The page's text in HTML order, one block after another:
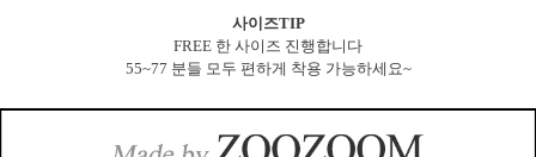
사이즈TIP
FREE 한 사이즈 진행합니다
55~77 분들 모두 편하게 착용 가능하세요~